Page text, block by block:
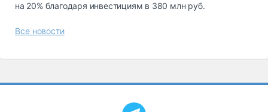
на 20% благодаря инвестициям в 380 млн руб.
Все новости